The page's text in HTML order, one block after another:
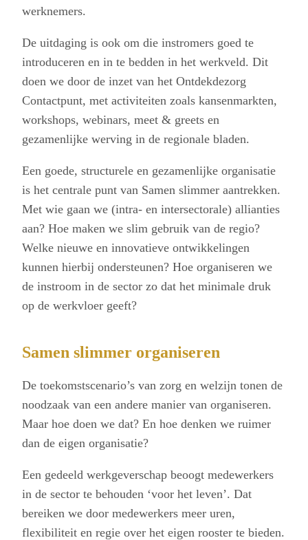
werknemers.
De uitdaging is ook om die instromers goed te
introduceren en in te bedden in het werkveld. Dit
doen we door de inzet van het Ontdekdezorg
Contactpunt, met activiteiten zoals kansenmarkten,
workshops, webinars, meet & greets en
gezamenlijke werving in de regionale bladen.
Een goede, structurele en gezamenlijke organisatie
is het centrale punt van Samen slimmer aantrekken.
Met wie gaan we (intra- en intersectorale) allianties
aan? Hoe maken we slim gebruik van de regio?
Welke nieuwe en innovatieve ontwikkelingen
kunnen hierbij ondersteunen? Hoe organiseren we
de instroom in de sector zo dat het minimale druk
op de werkvloer geeft?
Samen slimmer organiseren
De toekomstscenario’s van zorg en welzijn tonen de
noodzaak van een andere manier van organiseren.
Maar hoe doen we dat? En hoe denken we ruimer
dan de eigen organisatie?
Een gedeeld werkgeverschap beoogt medewerkers
in de sector te behouden ‘voor het leven’. Dat
bereiken we door medewerkers meer uren,
flexibiliteit en regie over het eigen rooster te bieden.